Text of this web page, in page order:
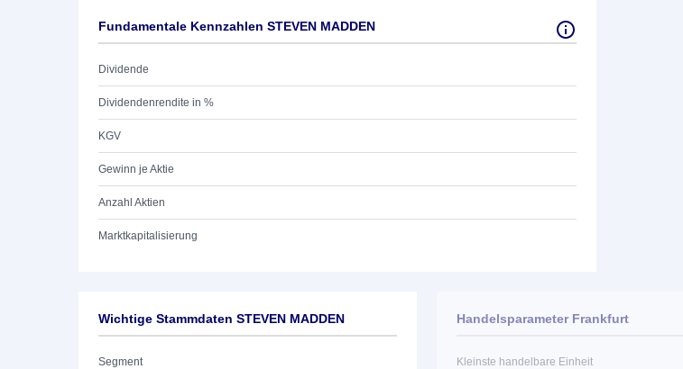
Fundamentale Kennzahlen STEVEN MADDEN
Dividende
Dividendenrendite in %
KGV
Gewinn je Aktie
Anzahl Aktien
Marktkapitalisierung
Wichtige Stammdaten STEVEN MADDEN
Segment
Handelsparameter Frankfurt
Kleinste handelbare Einheit